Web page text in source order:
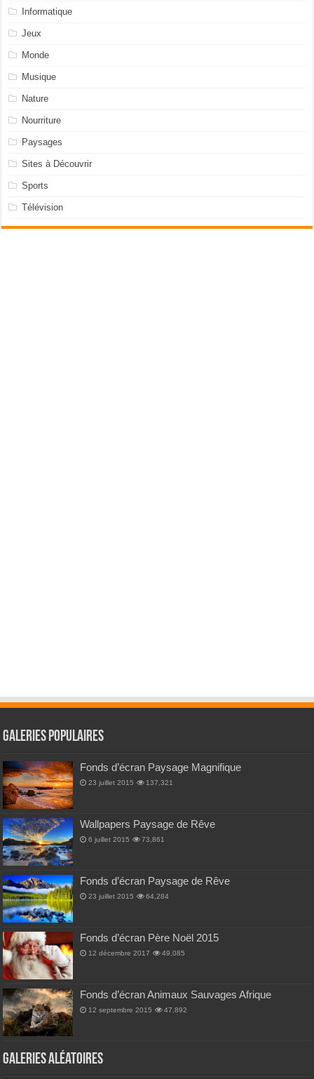
Informatique
Jeux
Monde
Musique
Nature
Nourriture
Paysages
Sites à Découvrir
Sports
Télévision
Galeries Populaires
Fonds d’écran Paysage Magnifique
23 juillet 2015 137,321
Wallpapers Paysage de Rêve
6 juillet 2015 73,861
Fonds d’écran Paysage de Rêve
23 juillet 2015 64,284
Fonds d’écran Père Noël 2015
12 décembre 2017 49,085
Fonds d’écran Animaux Sauvages Afrique
12 septembre 2015 47,892
Galeries Aléatoires